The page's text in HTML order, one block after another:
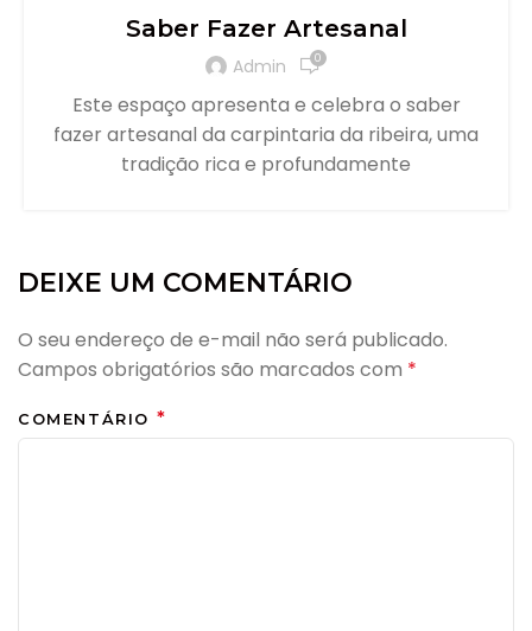
Saber Fazer Artesanal
Admin 0
Este espaço apresenta e celebra o saber
fazer artesanal da carpintaria da ribeira, uma
tradição rica e profundamente
DEIXE UM COMENTÁRIO
O seu endereço de e-mail não será publicado.
Campos obrigatórios são marcados com *
COMENTÁRIO *